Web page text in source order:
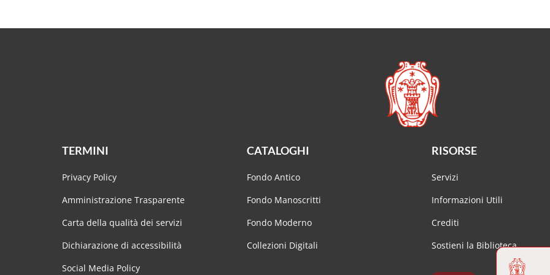
TERMINI
Privacy Policy
Amministrazione Trasparente
Carta della qualità dei servizi
Dichiarazione di accessibilità
Social Media Policy
CATALOGHI
Fondo Antico
Fondo Manoscritti
Fondo Moderno
Collezioni Digitali
RISORSE
Servizi
Informazioni Utili
Crediti
Sostieni la Biblioteca